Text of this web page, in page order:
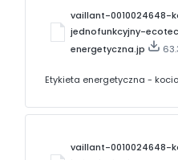
vaillant-0010024648-
jednofunkcyjny-
energetyczna.jp
Etykieta energetyczna -
vaillant-0010024648-